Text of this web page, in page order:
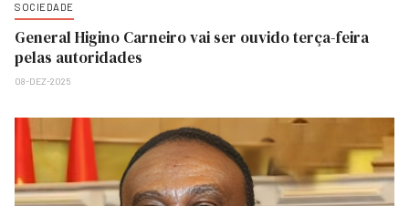
SOCIEDADE
General Higino Carneiro vai ser ouvido terça-feira
pelas autoridades
08-DEZ-2025